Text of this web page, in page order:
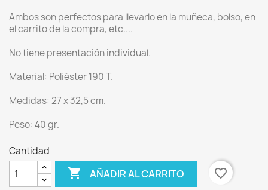
Ambos son perfectos para llevarlo en la muñeca, bolso, en
el carrito de la compra, etc....
No tiene presentación individual.
Material: Poliéster 190 T.
Medidas: 27 x 32,5 cm.
Peso: 40 gr.
Cantidad
 AÑADIR AL CARRITO favorite_border